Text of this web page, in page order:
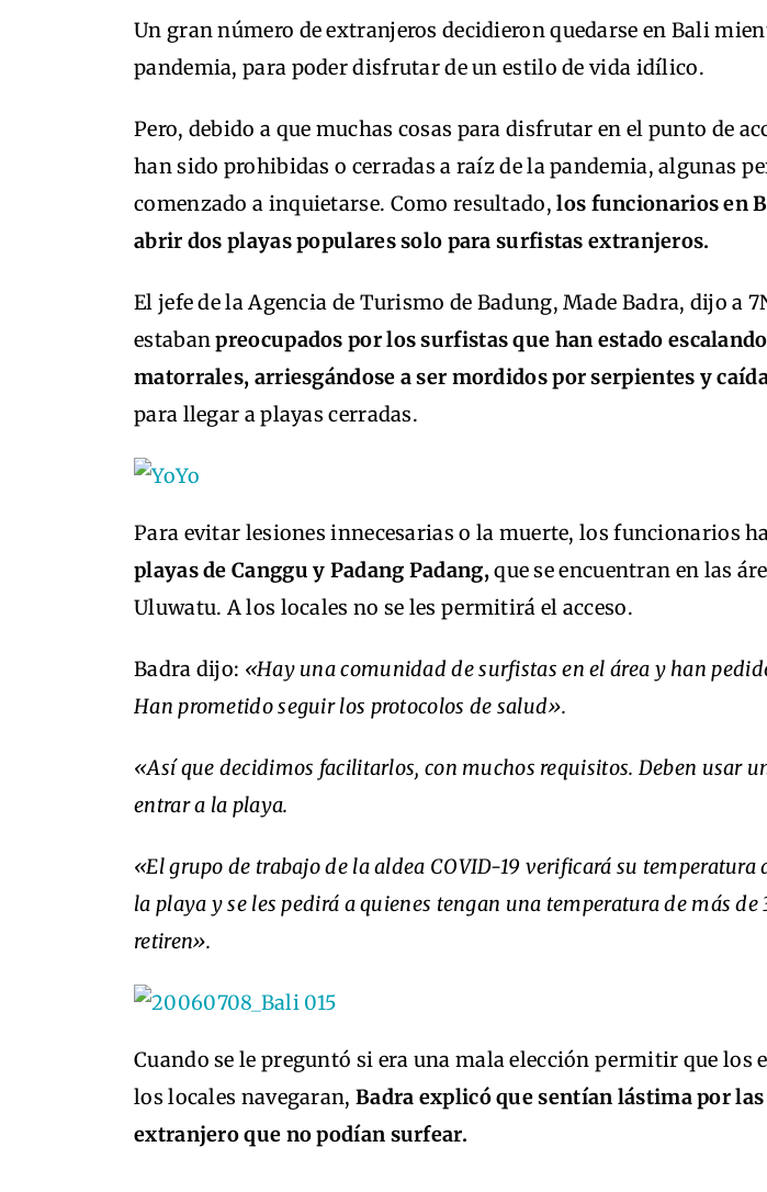
Un gran número de extranjeros decidieron quedarse en Bali
pandemia, para poder disfrutar de un estilo de vida idílico.
Pero, debido a que muchas cosas para disfrutar en el punto de
han sido prohibidas o cerradas a raíz de la pandemia, algunas
comenzado a inquietarse. Como resultado,los funcionarios en
abrir dos playas populares solo para surfistas extranjeros.
El jefe de la Agencia de Turismo de Badung, Made Badra, dijo a
estabanpreocupados por los surfistas que han estado
matorrales, arriesgándose a ser mordidos por serpientes y
para llegar a playas cerradas.
Para evitar lesiones innecesarias o la muerte, los funcionarios
playas de Canggu y Padang Padang,que se encuentran en las
Uluwatu. A los locales no se les permitirá el acceso.
Badra dijo: «Hay una comunidad de surfistas en el área y han
Han prometido seguir los protocolos de salud».
«Así que decidimos facilitarlos, con muchos requisitos. Deben usar
entrar a la playa.
«El grupo de trabajo de la aldea COVID-19 verificará su temperatura
la playa y se les pedirá a quienes tengan una temperatura de más de
retiren».
Cuando se le preguntó si era una mala elección permitir que los
los locales navegaran, Badra explicó que sentían lástima por
extranjero que no podían surfear.